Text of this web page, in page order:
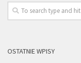
OSTATNIE WPISY